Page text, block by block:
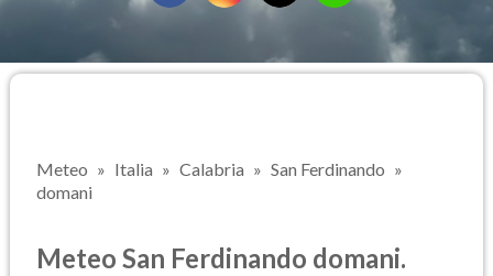
Meteo Italia Calabria
San Ferdinando
domani
Meteo San Ferdinando domani.